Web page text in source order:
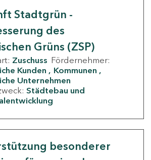
Stadtgrün -
des
Grüns (ZSP)
Zuschuss Fördernehmer:
Kunden
Kommunen
Unternehmen
Städtebau und
besonderer